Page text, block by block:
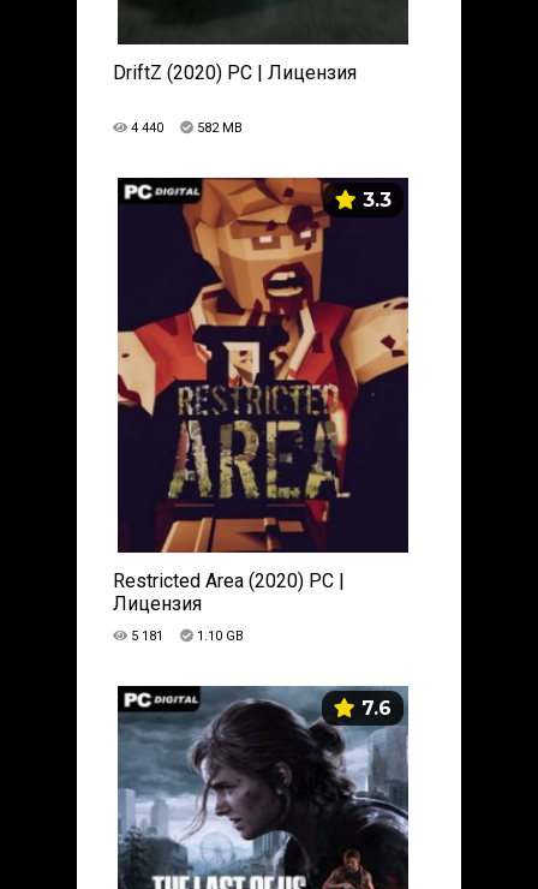
DriftZ (2020) PC | Лицензия
4 440 582 MB
3.3
Restricted Area (2020) PC |
Лицензия
5 181 1.10 GB
7.6